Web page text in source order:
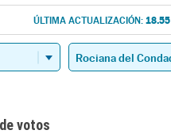
ÚLTIMA ACTUALIZACIÓN: 18.55
votos